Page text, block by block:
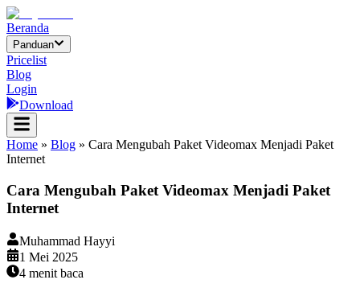
Beranda
Panduan
Pricelist
Blog
Login
Download
Home » Blog » Cara Mengubah Paket Videomax Menjadi Paket
Internet
Cara Mengubah Paket Videomax Menjadi Paket
Internet
Muhammad Hayyi
1 Mei 2025
4 menit baca